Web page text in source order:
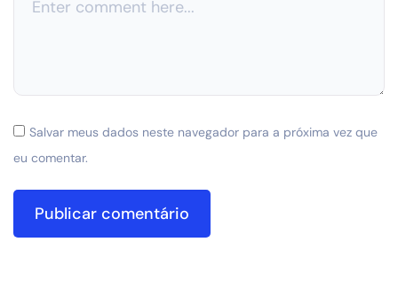
Salvar meus dados neste navegador para a próxima vez que
eu comentar.